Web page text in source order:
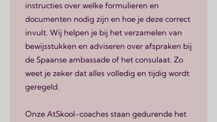
instructies over welke formulieren en
documenten nodig zijn en hoe je deze correct
invult. Wij helpen je bij het verzamelen van
bewijsstukken en adviseren over afspraken bij
de Spaanse ambassade of het consulaat. Zo
weet je zeker dat alles volledig en tijdig wordt
geregeld.
Onze AtSkool-coaches staan gedurende het